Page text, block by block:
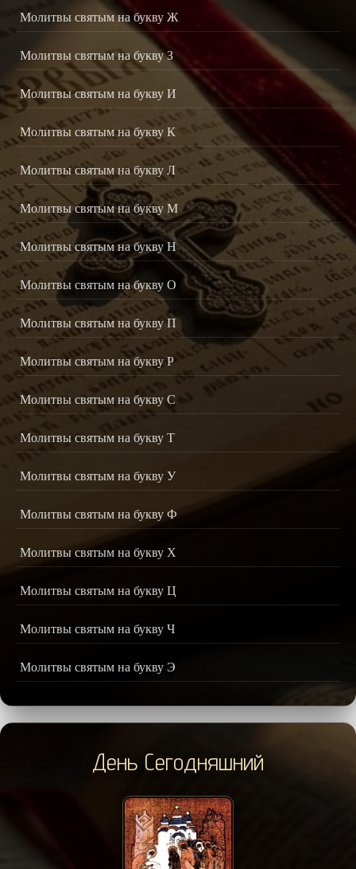
Молитвы святым на букву Ж
Молитвы святым на букву З
Молитвы святым на букву И
Молитвы святым на букву К
Молитвы святым на букву Л
Молитвы святым на букву М
Молитвы святым на букву Н
Молитвы святым на букву О
Молитвы святым на букву П
Молитвы святым на букву Р
Молитвы святым на букву С
Молитвы святым на букву Т
Молитвы святым на букву У
Молитвы святым на букву Ф
Молитвы святым на букву Х
Молитвы святым на букву Ц
Молитвы святым на букву Ч
Молитвы святым на букву Э
День Сегодняшний